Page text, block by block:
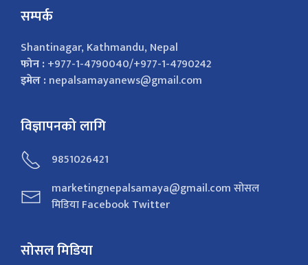
सम्पर्क
Shantinagar, Kathmandu, Nepal
फोन :+977-1-4790040/+977-1-4790242
इमेल :nepalsamayanews@gmail.com
विज्ञापनको लागि
9851026421
marketingnepalsamaya@gmail.com सोसल
मिडिया Facebook Twitter
सोसल मिडिया